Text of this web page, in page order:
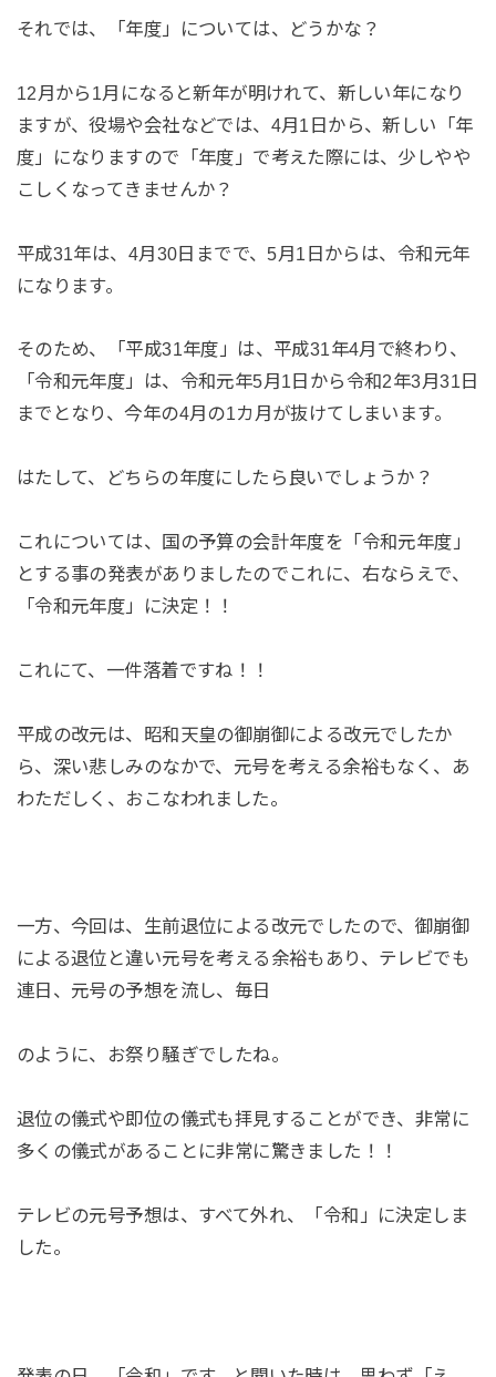
それでは、「年度」については、どうかな？
12月から1月になると新年が明けれて、新しい年になり
ますが、役場や会社などでは、4月1日から、新しい「年
度」になりますので「年度」で考えた際には、少しやや
こしくなってきませんか？
平成31年は、4月30日までで、5月1日からは、令和元年
になります。
そのため、「平成31年度」は、平成31年4月で終わり、
「令和元年度」は、令和元年5月1日から令和2年3月31日
までとなり、今年の4月の1カ月が抜けてしまいます。
はたして、どちらの年度にしたら良いでしょうか？
これについては、国の予算の会計年度を「令和元年度」
とする事の発表がありましたのでこれに、右ならえで、
「令和元年度」に決定！！
これにて、一件落着ですね！！
平成の改元は、昭和天皇の御崩御による改元でしたか
ら、深い悲しみのなかで、元号を考える余裕もなく、あ
わただしく、おこなわれました。
一方、今回は、生前退位による改元でしたので、御崩御
による退位と違い元号を考える余裕もあり、テレビでも
連日、元号の予想を流し、毎日
のように、お祭り騒ぎでしたね。
退位の儀式や即位の儀式も拝見することができ、非常に
多くの儀式があることに非常に驚きました！！
テレビの元号予想は、すべて外れ、「令和」に決定しま
した。